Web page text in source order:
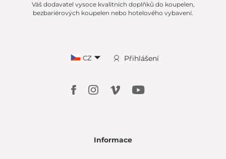
Váš dodavatel vysoce kvalitních doplňků do koupelen,
bezbariérových koupelen nebo hotelového vybavení.
CZ Přihlášení
Informace